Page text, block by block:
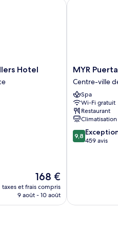
Hotel
Le
nouveau
prix
168 €
taxes et frais compris
9 août - 10 août
Hotel
MYR
Puerta
Serranos
Centre-
ville
de
Valence
MYR
Centre-ville
Spa
Wi-Fi gratuit
Restaurant
Climatisation
9.8
sur
9,8
459 avis
MYR Puerta